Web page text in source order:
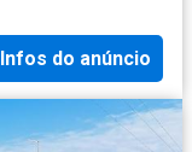
Infos do anúncio